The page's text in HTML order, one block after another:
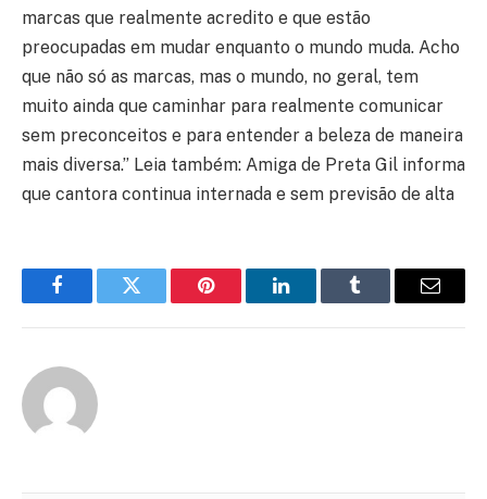
marcas que realmente acredito e que estão
preocupadas em mudar enquanto o mundo muda. Acho
que não só as marcas, mas o mundo, no geral, tem
muito ainda que caminhar para realmente comunicar
sem preconceitos e para entender a beleza de maneira
mais diversa.” Leia também: Amiga de Preta Gil informa
que cantora continua internada e sem previsão de alta
FacebookTwitter Pinterest LinkedInTumblr Email